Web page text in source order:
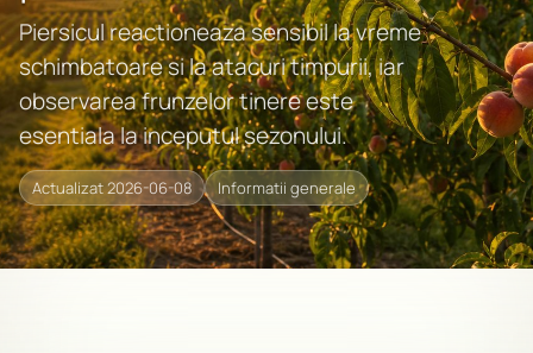
Piersicul reactioneaza sensibil la vreme
schimbatoare si la atacuri timpurii, iar
observarea frunzelor tinere este
esentiala la inceputul sezonului.
Actualizat 2026-06-08 Informatii generale